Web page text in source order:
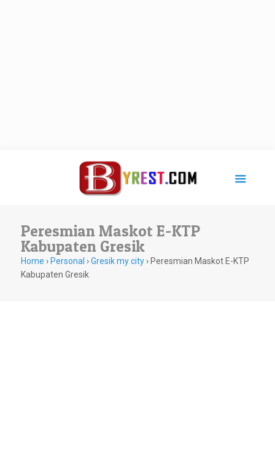
Peresmian Maskot E-KTP
Kabupaten Gresik
Home › Personal ›Gresik my city› Peresmian Maskot E-KTP
Kabupaten Gresik